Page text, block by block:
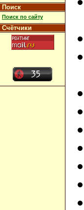
Поиск
Поиск по сайту
Счётчики